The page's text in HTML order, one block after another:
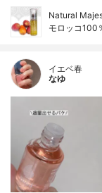
Natural
モロッコ100
イエベ春
なゆ